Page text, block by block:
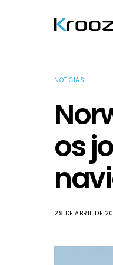
NOTÍCIAS
os
29 DE ABRIL DE